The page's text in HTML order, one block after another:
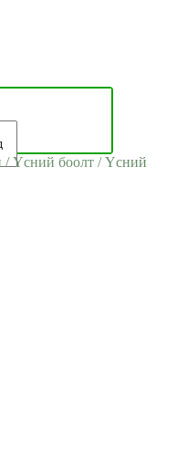
/Үсний боолт /Үсний